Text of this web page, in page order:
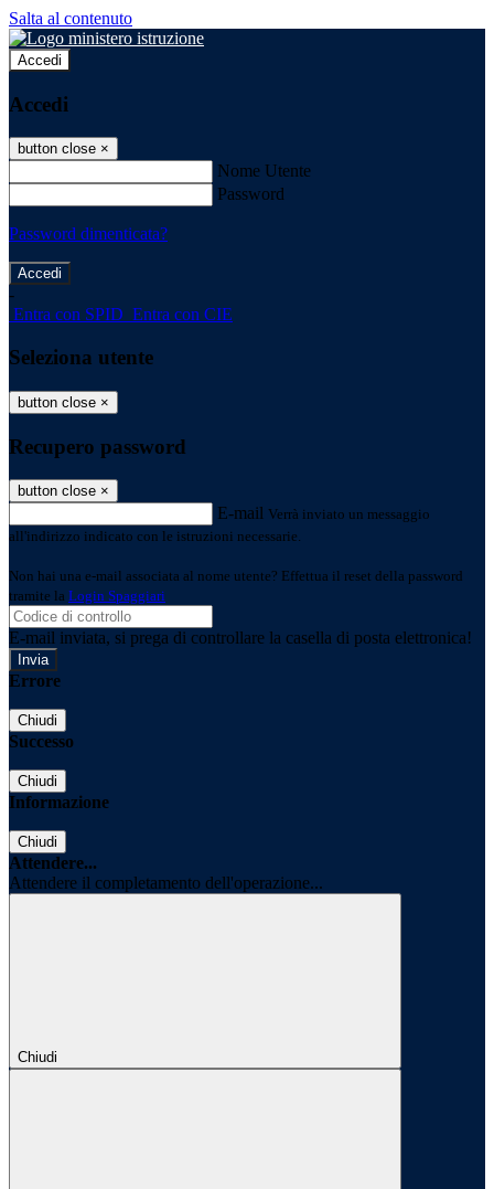
Salta al contenuto
Accedi
Accedi
button close ×
Nome Utente
Password
Password dimenticata?
-
Entra con SPID Entra con CIE
Seleziona utente
button close ×
Recupero password
button close ×
E-mail Verrà inviato un messaggio
all'indirizzo indicato con le istruzioni necessarie.
Non hai una e-mail associata al nome utente? Effettua il reset della password
tramite la Login Spaggiari
E-mail inviata, si prega di controllare la casella di posta elettronica!
Errore
Chiudi
Successo
Chiudi
Informazione
Chiudi
Attendere...
Attendere il completamento dell'operazione...
Chiudi